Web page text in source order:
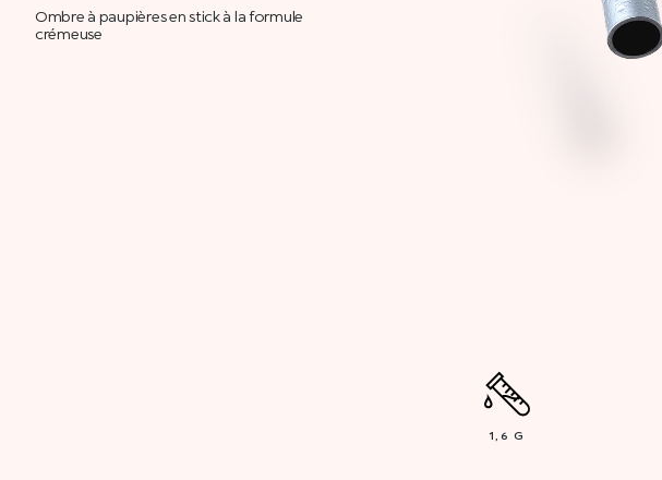
Ombre à paupières en stick à la formule
crémeuse
1,6 G